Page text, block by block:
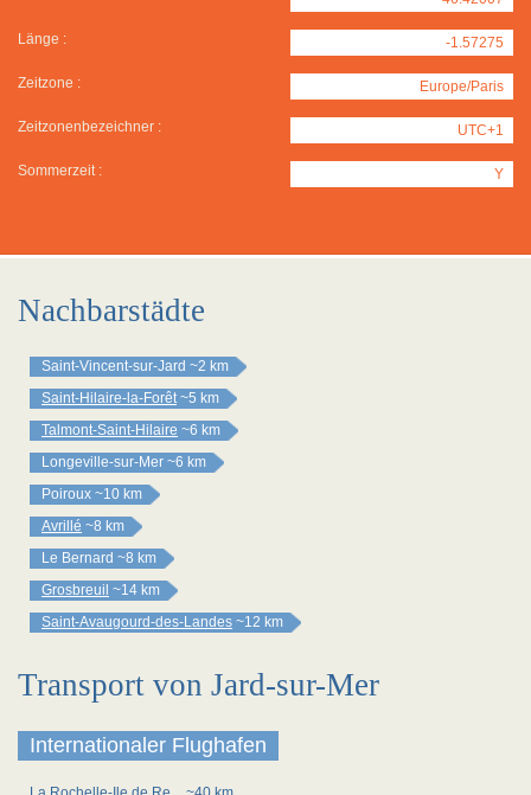
Länge : -1.57275
Zeitzone : Europe/Paris
Zeitzonenbezeichner : UTC+1
Sommerzeit : Y
Nachbarstädte
Saint-Vincent-sur-Jard ~2 km
Saint-Hilaire-la-Forêt ~5 km
Talmont-Saint-Hilaire ~6 km
Longeville-sur-Mer ~6 km
Poiroux ~10 km
Avrillé ~8 km
Le Bernard ~8 km
Grosbreuil ~14 km
Saint-Avaugourd-des-Landes ~12 km
Transport von Jard-sur-Mer
Internationaler Flughafen